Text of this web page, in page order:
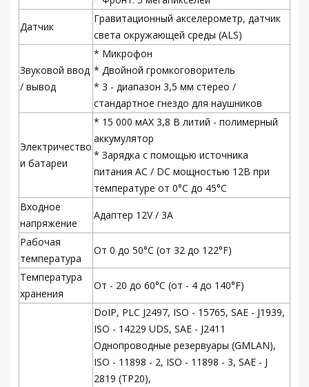
Датчик
Гравитационный акселерометр, датчик
света окружающей среды (ALS)
Звуковой ввод
/ вывод
* Микрофон
* Двойной громкоговоритель
* 3 - диапазон 3,5 мм стерео /
стандартное гнездо для наушников
Электричество
и батареи
* 15 000 мАХ 3,8 В литий - полимерный
аккумулятор
* Зарядка с помощью источника
питания AC / DC мощностью 12В при
температуре от 0°C до 45°C
Входное
напряжение
Адаптер 12V / 3A
Рабочая
температура
От 0 до 50°C (от 32 до 122°F)
Температура
хранения
От - 20 до 60°C (от - 4 до 140°F)
DoIP, PLC J2497, ISO - 15765, SAE - J1939,
ISO - 14229 UDS, SAE - J2411
Однопроводные резервуары (GMLAN),
ISO - 11898 - 2, ISO - 11898 - 3, SAE - J
2819 (TP20),